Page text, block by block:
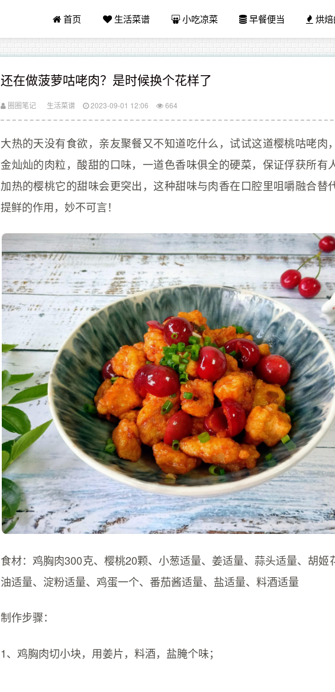
首页 生活菜谱 小吃凉菜 早餐便当 烘
还在做菠萝咕咾肉？是时候换个花样了
圈圈笔记 生活菜谱 2023-09-01 12:06 664
大热的天没有食欲，亲友聚餐又不知道吃什么，试试这道樱桃咕咾肉
金灿灿的肉粒，酸甜的口味，一道色香味俱全的硬菜，保证俘获所有
加热的樱桃它的甜味会更突出，这种甜味与肉香在口腔里咀嚼融合替
提鲜的作用，妙不可言！
食材：鸡胸肉300克、樱桃20颗、小葱适量、姜适量、蒜头适量、胡姬
油适量、淀粉适量、鸡蛋一个、番茄酱适量、盐适量、料酒适量
制作步骤：
1、鸡胸肉切小块，用姜片，料酒，盐腌个味；